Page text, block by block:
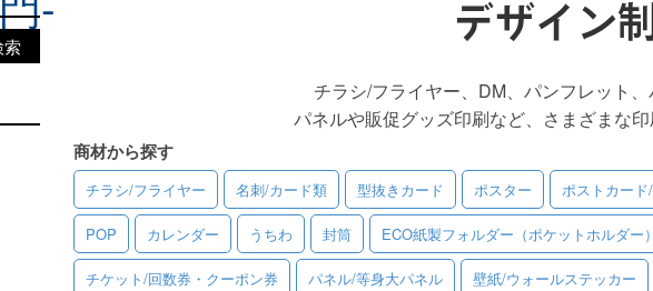
デザイン
チラシ/フライヤー、DM、パンフレット、
パネルや販促グッズ印刷など、さまざまな印
商材から探す
チラシ/フライヤー 名刺/カード類 型抜きカード ポスター ポストカー
POP カレンダー うちわ 封筒 ECO紙製フォルダー（ポケットホルダー）
チケット/回数券・クーポン券 パネル/等身大パネル 壁紙/ウォールステッカー
索